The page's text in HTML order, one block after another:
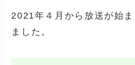
2021年４月から放送が始ま
ました。